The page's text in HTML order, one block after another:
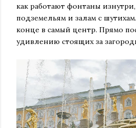
как работают фонтаны
подземельям и залам с
конце в самый центр. Прямо
удивлению стоящих за